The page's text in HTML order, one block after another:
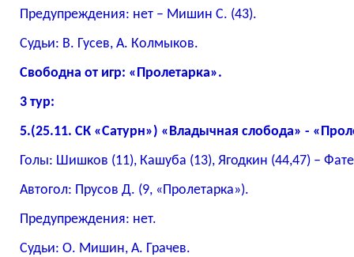
Предупреждения: нет – Мишин С. (43).
Судьи: В. Гусев, А. Колмыков.
Свободна от игр: «Пролетарка».
3 тур:
5.(25.11. СК «Сатурн») «Владычная слобода» -
Голы: Шишков (11), Кашуба (13), Ягодкин (44,47) –
Автогол: Прусов Д. (9, «Пролетарка»).
Предупреждения: нет.
Судьи: О. Мишин, А. Грачев.